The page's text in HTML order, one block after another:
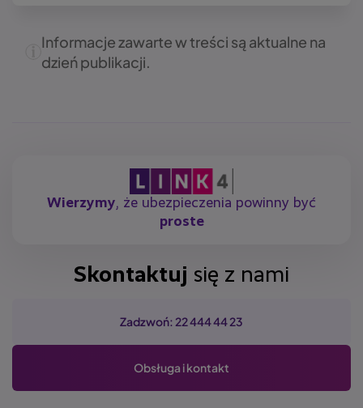
Informacje zawarte w treści są aktualne na
dzień publikacji.
Wierzymy, że ubezpieczenia powinny być
proste
Skontaktuj się z nami
Zadzwoń: 22 444 44 23
Obsługa i kontakt